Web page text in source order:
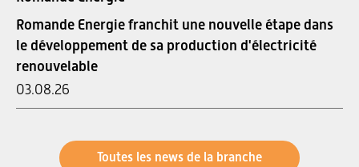
Romande Energie franchit une nouvelle étape dans
le développement de sa production d'électricité
renouvelable
03.08.26
Toutes les news de la branche